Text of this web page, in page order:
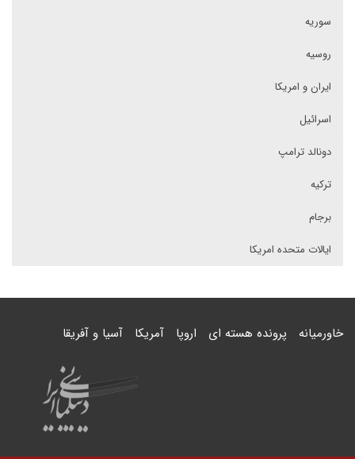
سوریه
روسیه
ایران و امریکا
اسرائیل
دونالد ترامپ
ترکیه
برجام
ایالات متحده امریکا
خاورمیانه پرونده هسته ای اروپا آمریکا آسیا و آفریقا